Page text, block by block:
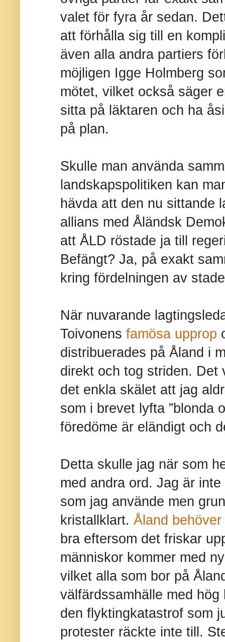
valet för fyra år sedan.
att förhålla sig till en
även alla andra partiers
möjligen Igge Holmberg
mötet, vilket också säger
sitta på läktaren och ha
på plan.
Skulle man använda
landskapspolitiken kan
hävda att den nu sittande
allians med Åländsk
att ÅLD röstade ja till
Befängt? Ja, på exakt
kring fördelningen av
När nuvarande
Toivonens famösa upprop
distribuerades på Åland i
direkt och tog striden. Det
det enkla skälet att jag
som i brevet lyfta ”blonda
föredöme är eländigt och
Detta skulle jag när som
med andra ord. Jag är
som jag använde men
kristallklart. Åland
bra eftersom det friskar
människor kommer med
vilket alla som bor på
välfärdssamhälle med
den flyktingkatastrof som
protester räckte inte till.